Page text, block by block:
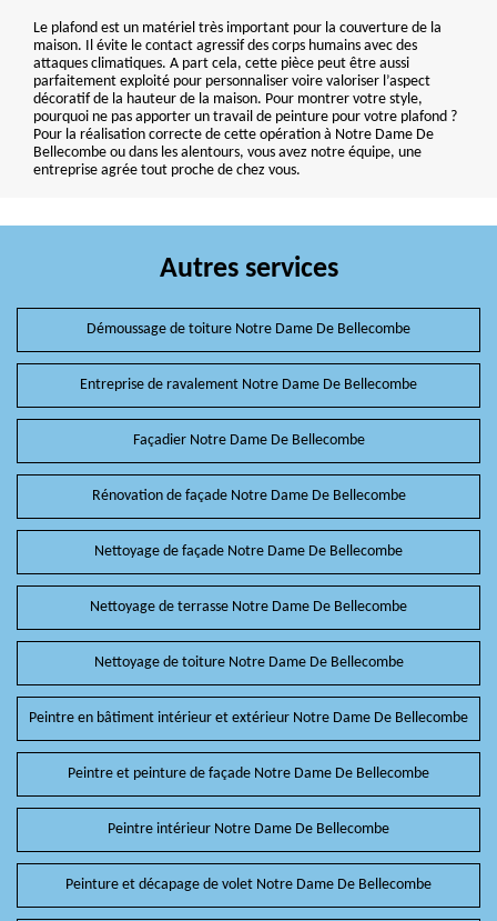
Le plafond est un matériel très important pour la couverture de la
maison. Il évite le contact agressif des corps humains avec des
attaques climatiques. A part cela, cette pièce peut être aussi
parfaitement exploité pour personnaliser voire valoriser l’aspect
décoratif de la hauteur de la maison. Pour montrer votre style,
pourquoi ne pas apporter un travail de peinture pour votre plafond ?
Pour la réalisation correcte de cette opération à Notre Dame De
Bellecombe ou dans les alentours, vous avez notre équipe, une
entreprise agrée tout proche de chez vous.
Autres services
Démoussage de toiture Notre Dame De Bellecombe
Entreprise de ravalement Notre Dame De Bellecombe
Façadier Notre Dame De Bellecombe
Rénovation de façade Notre Dame De Bellecombe
Nettoyage de façade Notre Dame De Bellecombe
Nettoyage de terrasse Notre Dame De Bellecombe
Nettoyage de toiture Notre Dame De Bellecombe
Peintre en bâtiment intérieur et extérieur Notre Dame De Bellecombe
Peintre et peinture de façade Notre Dame De Bellecombe
Peintre intérieur Notre Dame De Bellecombe
Peinture et décapage de volet Notre Dame De Bellecombe